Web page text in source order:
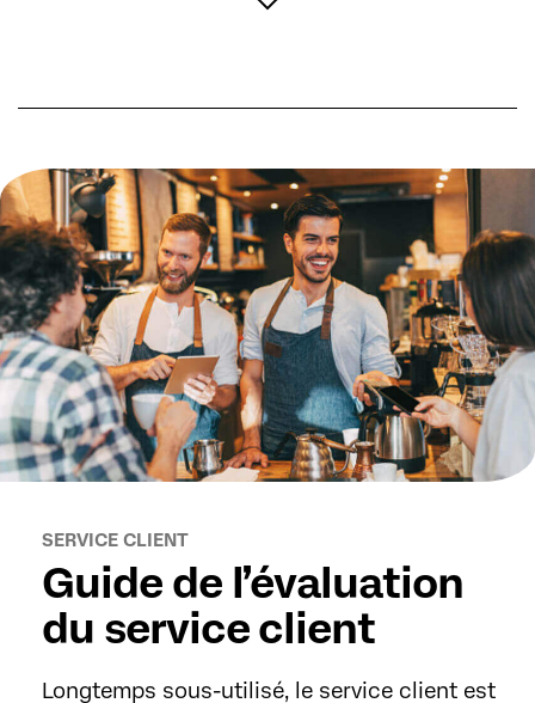
SERVICE CLIENT
Guide de l’évaluation
du service client
Longtemps sous-utilisé, le service client est